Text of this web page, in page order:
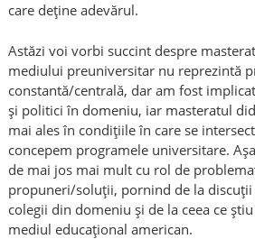
care deţine adevărul.
Astăzi voi vorbi succint despre
mediului preuniversitar nu reprezintă
constantă/centrală, dar am fost
şi politici în domeniu, iar masteratul
mai ales în condiţiile în care se
concepem programele universitare.
de mai jos mai mult cu rol de
propuneri/soluţii, pornind de la discuţii
colegii din domeniu şi de la ceea ce
mediul educaţional american.